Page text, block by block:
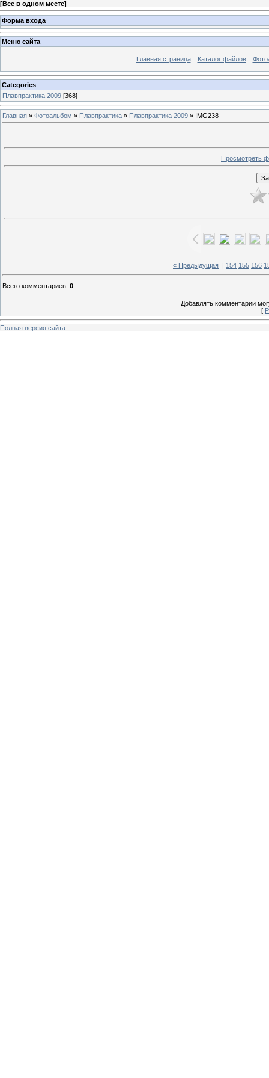
[Все в одном месте]
Форма входа
Меню сайта
Главная страница Каталог файлов
Categories
Плавпрактика 2009 [368]
Главная » Фотоальбом » Плавпрактика » Плавпрактика 2009 » IMG238
Просмотреть
« Предыдущая 154 155 156
Всего комментариев: 0
Добавлять комментарии
[
Полная версия сайта